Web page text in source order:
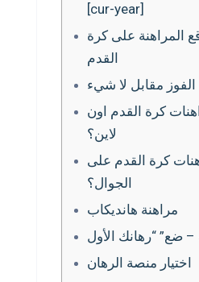
[cur-year]
المراهنة على كرة
القدم
الفوز مقابل لا شيء
كرة القدم اون
لاين؟
كرة القدم على
الجوال؟
مراهنة هانديكاب
ضع” “رهانك الأول
اختيار منصة الرهان